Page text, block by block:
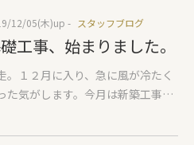
建てが建つ厳しい条件でしたが、
るく伸びやかな空間が完成しまし
長い期間の工事でしたが、年末を
い家でお過ごしください。Uさ
今後もよろしくお願いします。
お住まいの方々へ、「効率のいい
の暖め方」を紹介します。 この時
寒さの最大の原因は性能の低い窓
いです。窓際に行くとひんやりす
の「ひんやり」が原因なのです。
工事、始まりました。
12/05(木)up - スタッフブログ
。１２月に入り、急に風が冷たく
た気がします。今月は新築工事中
、２件の完成・お引渡しを予定し